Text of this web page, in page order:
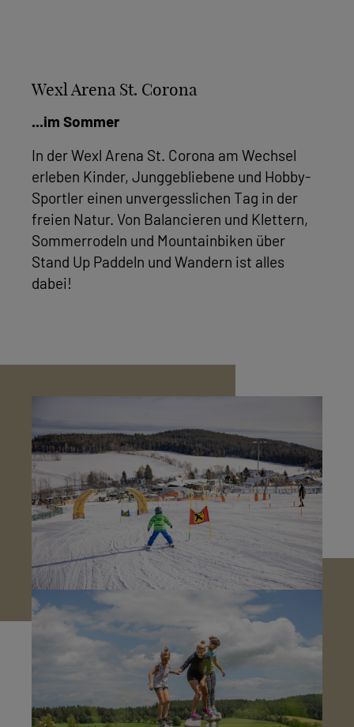
Wexl Arena St. Corona
...im Sommer
In der Wexl Arena St. Corona am Wechsel
erleben Kinder, Junggebliebene und Hobby-
Sportler einen unvergesslichen Tag in der
freien Natur. Von Balancieren und Klettern,
Sommerrodeln und Mountainbiken über
Stand Up Paddeln und Wandern ist alles
dabei!